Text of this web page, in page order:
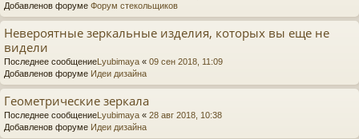
Добавленов форуме Форум стекольщиков
Невероятные зеркальные изделия, которых вы еще не
видели
Последнее сообщение Lyubimaya « 09 сен 2018, 11:09
Добавленов форуме Идеи дизайна
Геометрические зеркала
Последнее сообщение Lyubimaya « 28 авг 2018, 10:38
Добавленов форуме Идеи дизайна